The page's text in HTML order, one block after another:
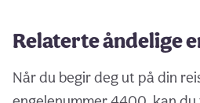
Relaterte åndelige
Når du begir deg ut på din